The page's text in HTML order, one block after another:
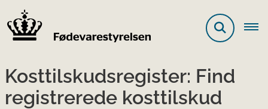
Kosttilskudsregister: Find
registrerede kosttilskud